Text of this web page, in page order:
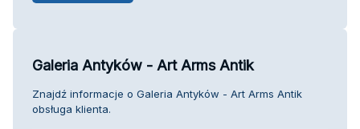
Galeria Antyków - Art Arms Antik
Znajdź informacje o Galeria Antyków - Art Arms Antik
obsługa klienta.